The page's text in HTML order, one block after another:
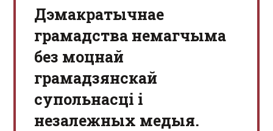
Дэмакратычнае
грамадства немагчыма
без моцнай
грамадзянскай
супольнасці і
незалежных медыя.